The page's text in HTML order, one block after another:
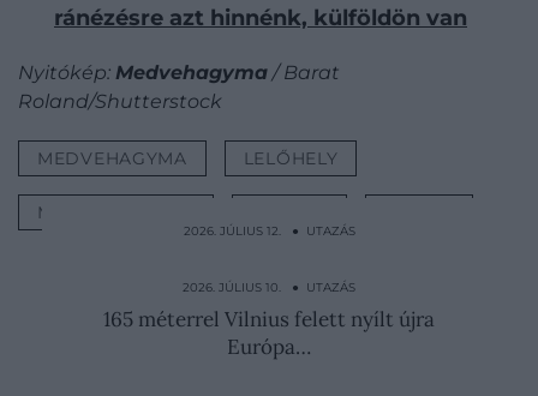
ránézésre azt hinnénk, külföldön van
Nyitókép: Medvehagyma / Barat
Roland/Shutterstock
MEDVEHAGYMA LELŐHELY
MAGYARORSZÁG
2026. JÚLIUS 12. ● UTAZÁS
a következő…
2026. JÚLIUS 10. ● UTAZÁS
165 méterrel Vilnius felett nyílt újra
Európa…